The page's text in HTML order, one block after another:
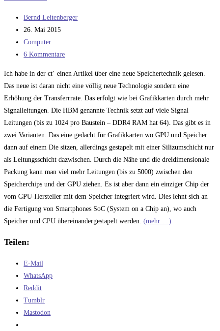
ist
…
Beitrags-
Autor:
Bernd Leitenberger
Beitrag
veröffentlicht:
26. Mai 2015
Beitrags-
Kategorie:
Computer
Beitrags-
6 Kommentare
Ich habe in der ct‘ einen Artikel über eine neue Speichertechnik gelesen.
Das neue ist daran nicht eine völlig neue Technologie sondern eine
Erhöhung der Transferrrate. Das erfolgt wie bei Grafikkarten durch mehr
Signalleitungen. Die HBM genannte Technik setzt auf viele Signal
Leitungen (bis zu 1024 pro Baustein – DDR4 RAM hat 64). Das gibt es in
zwei Varianten. Das eine gedacht für Grafikkarten wo GPU und Speicher
dann auf einem Die sitzen, allerdings gestapelt mit einer Silizumschicht nur
als Leitungsschicht dazwischen. Durch die Nähe und die dreidimensionale
Packung kann man viel mehr Leitungen (bis zu 5000) zwischen den
Speicherchips und der GPU ziehen. Es ist aber dann ein einziger Chip der
vom GPU-Hersteller mit dem Speicher integriert wird. Dies lehnt sich an
die Fertigung von Smartphones SoC (System on a Chip an), wo auch
Speicher und CPU übereinandergestapelt werden. (mehr …)
Teilen:
E-Mail
WhatsApp
Reddit
Tumblr
Mastodon